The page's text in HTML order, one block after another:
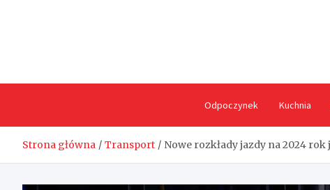
Odpoczynek Kuchnia
Strona główna Transport Nowe rozkłady jazdy na 2024 rok